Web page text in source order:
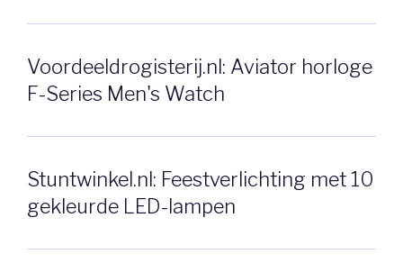
Voordeeldrogisterij.nl: Aviator horloge
F-Series Men's Watch
Stuntwinkel.nl: Feestverlichting met 10
gekleurde LED-lampen